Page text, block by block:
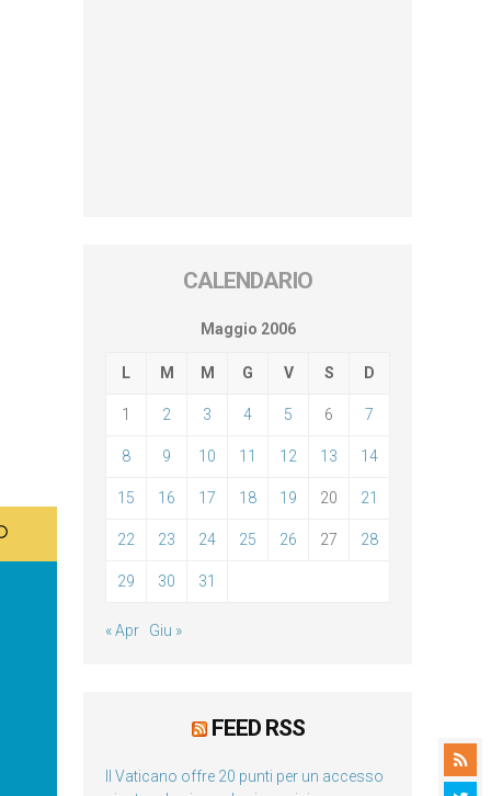
CALENDARIO
Maggio 2006
L M M G V S D
1 2 3 4 5 6 7
8 9 10 11 12 13 14
15 16 17 18 19 20 21
22 23 24 25 26 27 28
29 30 31
« Apr Giu »
FEED RSS
Il Vaticano offre 20 punti per un accesso